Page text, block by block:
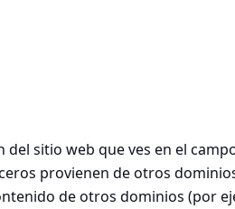
sitio web que ves en el
provienen de otros
de otros dominios (por